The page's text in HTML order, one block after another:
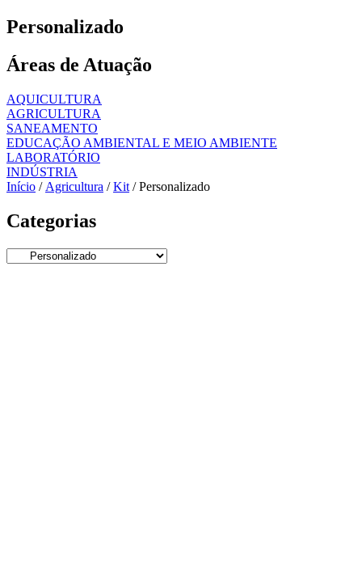
Personalizado
Áreas de Atuação
AQUICULTURA
AGRICULTURA
SANEAMENTO
EDUCAÇÃO AMBIENTAL E MEIO AMBIENTE
LABORATÓRIO
INDÚSTRIA
Início / Agricultura /Kit / Personalizado
Categorias